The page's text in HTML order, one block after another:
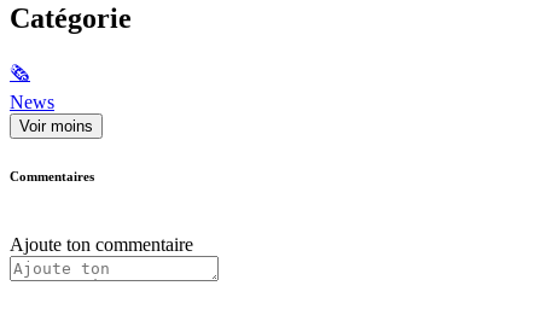
Catégorie
🗞
News
Voir moins
Commentaires
Ajoute ton commentaire